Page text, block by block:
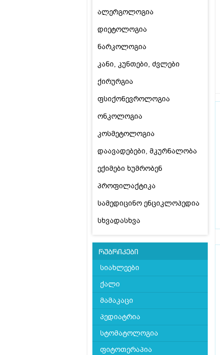
ალერგოლოგია
დიეტოლოგია
ნარკოლოგია
კანი, კუნთები, ძვლები
ქირურგია
ფსიქონევროლოგია
ონკოლოგია
კოსმეტოლოგია
დაავადებები, მკურნალობა
ექიმები ხუმრობენ
პროფილაქტიკა
სამედიცინო ენციკლოპედია
სხვადასხვა
რუბრიკები
სიახლეები
ქალი
მამაკაცი
პედიატრია
სტომატოლოგია
ფიტოთერაპია